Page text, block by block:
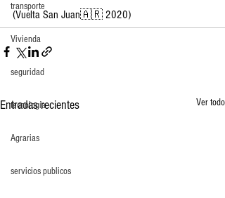
transporte
Vivienda
seguridad
tecnología
Agrarias
servicios publicos
(Vuelta San Juan🇦🇷 2020)
Entradas recientes Ver todo